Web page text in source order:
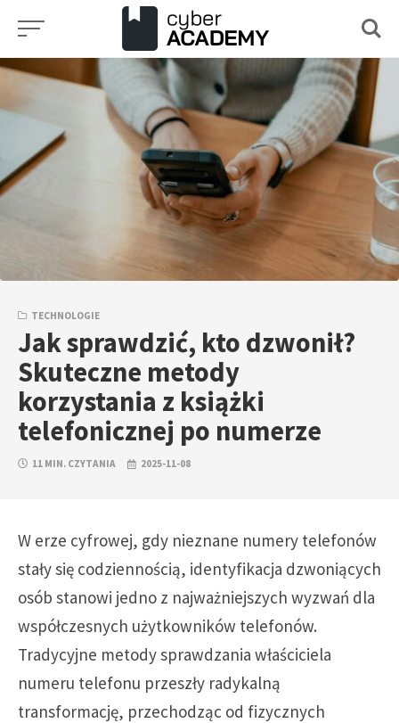
Przejdź
treści
TECHNOLOGIE
Jak sprawdzić, kto dzwonił?
Skuteczne metody
korzystania z książki
telefonicznej po numerze
11 MIN. CZYTANIA 2025-11-08
W erze cyfrowej, gdy nieznane numery telefonów
stały się codziennością, identyfikacja dzwoniących
osób stanowi jedno z najważniejszych wyzwań dla
współczesnych użytkowników telefonów.
Tradycyjne metody sprawdzania właściciela
numeru telefonu przeszły radykalną
transformację, przechodząc od fizycznych